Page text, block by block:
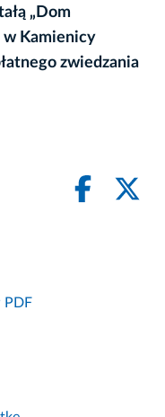
„Dom
w Kamienicy
zwiedzania
PDF